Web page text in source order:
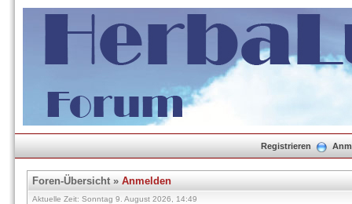
Registrieren
Foren-Übersicht» Anmelden
Aktuelle Zeit: Sonntag 9. August 2026, 14:49